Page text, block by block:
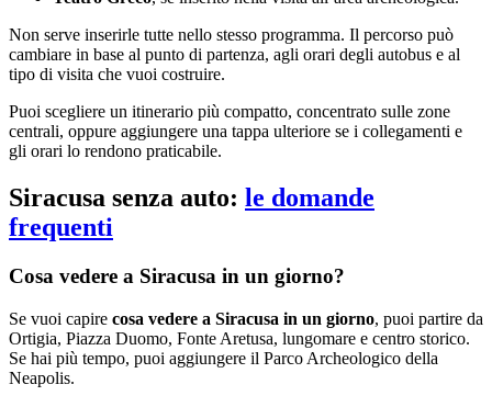
Non serve inserirle tutte nello stesso programma. Il percorso può
cambiare in base al punto di partenza, agli orari degli autobus e al
tipo di visita che vuoi costruire.
Puoi scegliere un itinerario più compatto, concentrato sulle zone
centrali, oppure aggiungere una tappa ulteriore se i collegamenti e
gli orari lo rendono praticabile.
Siracusa senza auto: le domande
frequenti
Cosa vedere a Siracusa in un giorno?
Se vuoi capire cosa vedere a Siracusa in un giorno, puoi partire da
Ortigia, Piazza Duomo, Fonte Aretusa, lungomare e centro storico.
Se hai più tempo, puoi aggiungere il Parco Archeologico della
Neapolis.